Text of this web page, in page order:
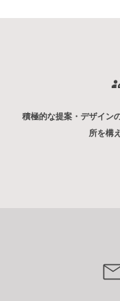
積極的な提案・デザイン
所を構